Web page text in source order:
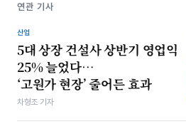
연관 기사
산업
5대 상장 건설사 상반기 영업익
25% 늘었다…
‘고원가 현장’ 줄어든 효과
차형조 기자